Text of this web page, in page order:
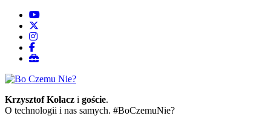
Krzysztof Kołacz i goście.
O technologii i nas samych. #BoCzemuNie?